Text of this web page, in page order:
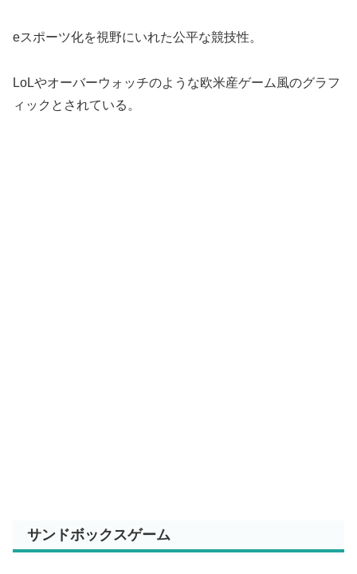
eスポーツ化を視野にいれた公平な競技性。
LoLやオーバーウォッチのような欧米産ゲーム風のグラフ
ィックとされている。
サンドボックスゲーム